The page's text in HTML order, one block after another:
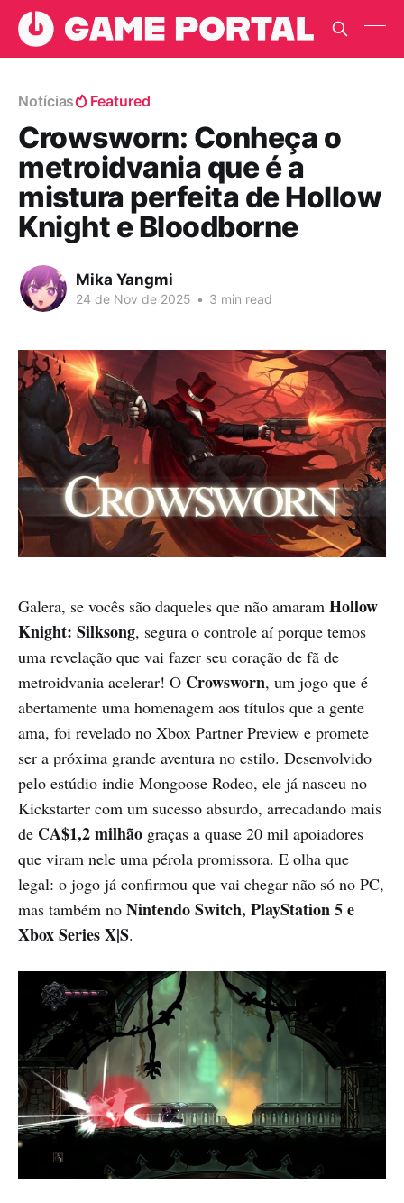
Notícias Featured
Crowsworn: Conheça o
metroidvania que é a
mistura perfeita de Hollow
Knight e Bloodborne
Mika Yangmi
24 de Nov de 2025 • 3 min read
Galera, se vocês são daqueles que não amaram Hollow
Knight: Silksong, segura o controle aí porque temos
uma revelação que vai fazer seu coração de fã de
metroidvania acelerar! O Crowsworn, um jogo que é
abertamente uma homenagem aos títulos que a gente
ama, foi revelado no Xbox Partner Preview e promete
ser a próxima grande aventura no estilo. Desenvolvido
pelo estúdio indie Mongoose Rodeo, ele já nasceu no
Kickstarter com um sucesso absurdo, arrecadando mais
de CA$1,2 milhão graças a quase 20 mil apoiadores
que viram nele uma pérola promissora. E olha que
legal: o jogo já confirmou que vai chegar não só no PC,
mas também no Nintendo Switch, PlayStation 5 e
Xbox Series X|S.